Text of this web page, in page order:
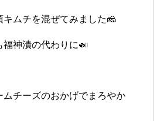
ムチを混ぜてみました🧀
神漬の代わりに🍛
チーズのおかげでまろやか